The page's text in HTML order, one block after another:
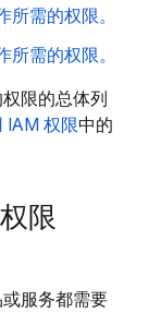
需的权限。
需的权限。
限的总体列
IAM 权限中的
限
服务都需要